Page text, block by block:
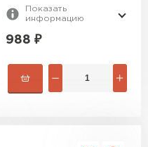
Показать
информацию
988 ₽